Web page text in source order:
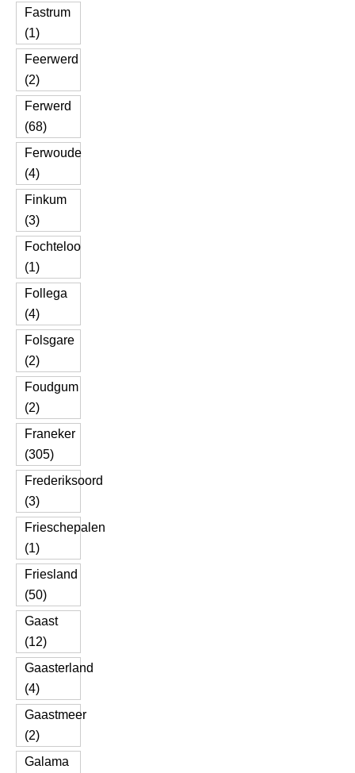
Fastrum
(1)
Feerwerd
(2)
Ferwerd
(68)
Ferwoude
(4)
Finkum
(3)
Fochteloo
(1)
Follega
(4)
Folsgare
(2)
Foudgum
(2)
Franeker
(305)
Frederiksoord
(3)
Frieschepalen
(1)
Friesland
(50)
Gaast
(12)
Gaasterland
(4)
Gaastmeer
(2)
Galama